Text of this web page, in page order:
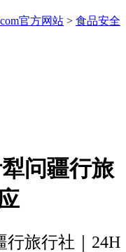
官方网站 > 食品安全
问疆行旅
行旅行社｜24H